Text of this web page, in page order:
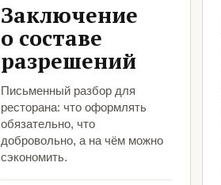
Заключение
о составе
разрешений
Письменный разбор для
ресторана: что оформлять
обязательно, что
добровольно, а на чём можно
сэкономить.